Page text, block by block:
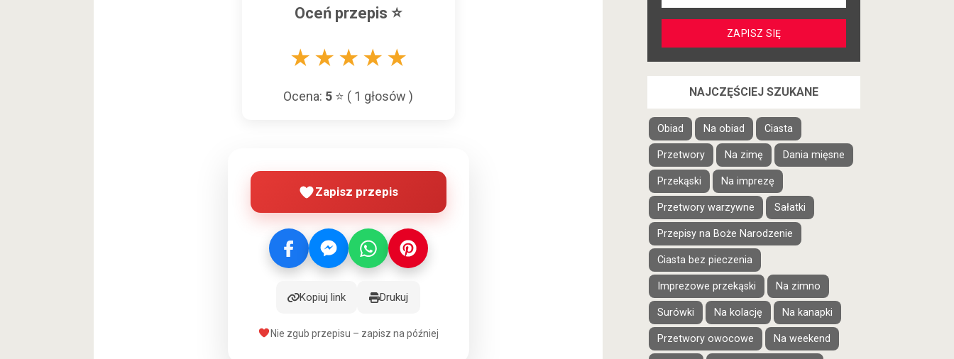
Oceń przepis ⭐
★ ★ ★ ★ ★
Ocena: 5 ⭐ ( 1 głosów )
Zapisz przepis
Kopiuj link Drukuj
Nie zgub przepisu – zapisz na później
NAJCZĘŚCIEJ SZUKANE
Obiad Na obiad Ciasta
Przetwory Na zimę Dania mięsne
Przekąski Na imprezę
Przetwory warzywne Sałatki
Przepisy na Boże Narodzenie
Ciasta bez pieczenia
Imprezowe przekąski Na zimno
Surówki Na kolację Na kanapki
Przetwory owocowe Na weekend